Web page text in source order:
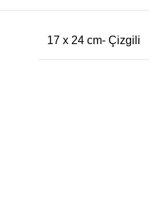
17 x 24 cm- Çizgili